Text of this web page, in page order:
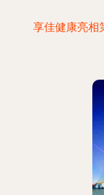
享佳健康亮相